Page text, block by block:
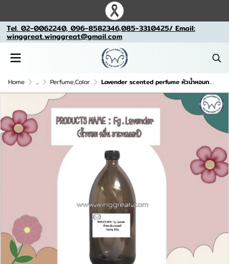
Tel. 02-0062240, 096-8582346,085-3310425/ Email:
winggreat.winggreat@gmail.com
Home ... Perfume,Color Lavender scented perfume หัวน้ำหอมกลิ่นลาเวนเดอร์